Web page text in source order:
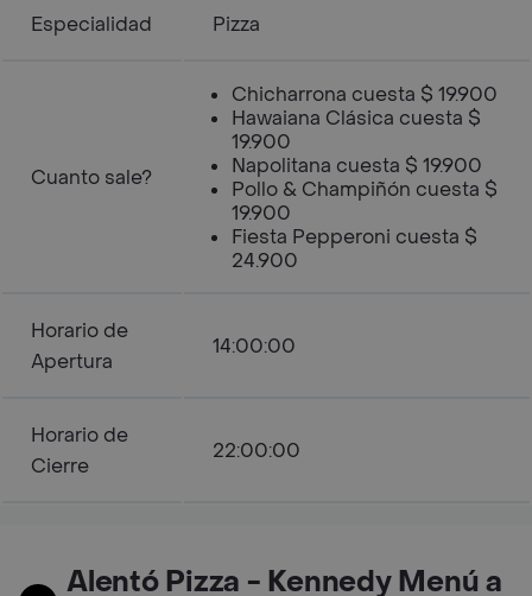
Especialidad Pizza
Cuanto sale?
Chicharrona cuesta $ 19.900
Hawaiana Clásica cuesta $
19.900
Napolitana cuesta $ 19.900
Pollo & Champiñón cuesta $
19.900
Fiesta Pepperoni cuesta $
24.900
Horario de
Apertura
14:00:00
Horario de
Cierre
22:00:00
Alentó Pizza - Kennedy Menú a